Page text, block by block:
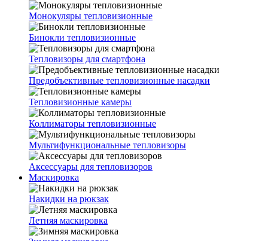
Монокуляры тепловизионные
Бинокли тепловизионные
Тепловизоры для смартфона
Предобъективные тепловизионные насадки
Тепловизионные камеры
Коллиматоры тепловизионные
Мультифункциональные тепловизоры
Аксессуары для тепловизоров
Маскировка
Накидки на рюкзак
Летняя маскировка